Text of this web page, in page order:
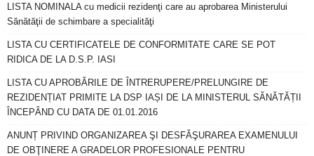
LISTA NOMINALA cu medicii rezidenţi care au aprobarea Ministerului
Sănătăţii de schimbare a specialităţi
LISTA CU CERTIFICATELE DE CONFORMITATE CARE SE POT
RIDICA DE LA D.S.P. IASI
LISTA CU APROBĂRILE DE ÎNTRERUPERE/PRELUNGIRE DE
REZIDENȚIAT PRIMITE LA DSP IAȘI DE LA MINISTERUL SĂNĂTĂȚII
ÎNCEPÂND CU DATA DE 01.01.2016
ANUNȚ PRIVIND ORGANIZAREA ŞI DESFĂŞURAREA EXAMENULUI
DE OBŢINERE A GRADELOR PROFESIONALE PENTRU